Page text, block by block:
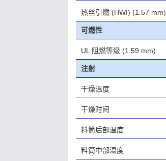
热丝引燃 (HWI) (1.57 mm)
可燃性
UL 阻燃等级 (1.59 mm)
注射
干燥温度
干燥时间
料筒后部温度
料筒中部温度